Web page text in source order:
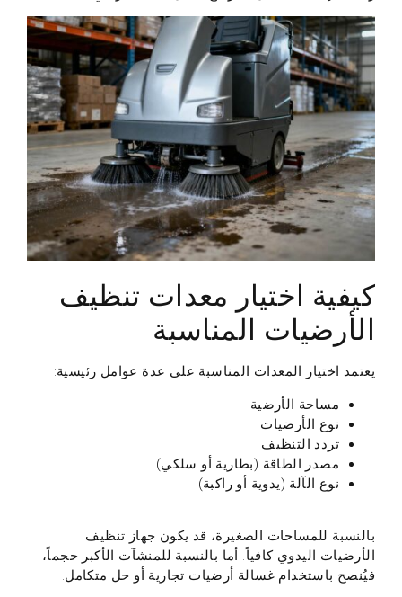
كيفية اختيار معدات تنظيف
الأرضيات المناسبة
يعتمد اختيار المعدات المناسبة على عدة عوامل رئيسية:
مساحة الأرضية
نوع الأرضيات
تردد التنظيف
مصدر الطاقة (بطارية أو سلكي)
نوع الآلة (يدوية أو راكبة)
بالنسبة للمساحات الصغيرة، قد يكون جهاز تنظيف
الأرضيات اليدوي كافياً. أما بالنسبة للمنشآت الأكبر حجماً،
فيُنصح باستخدام غسالة أرضيات تجارية أو حل متكامل.